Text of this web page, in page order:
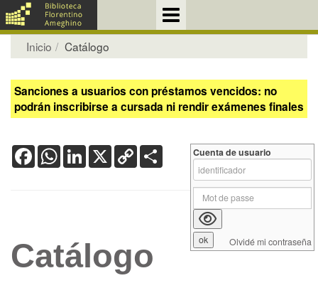
Inicio Catálogo
Sanciones a usuarios con préstamos vencidos: no
podrán inscribirse a cursada ni rendir exámenes finales
FacebookWhatsApp
LinkedIn
X Copy
Link
Catálogo
Cuenta de usuario
Olvidé mi contraseña